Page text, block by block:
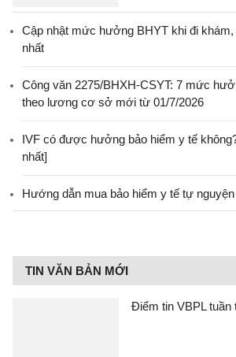
Cập nhật mức hưởng BHYT khi đi
nhất
Công văn 2275/BHXH-CSYT: 7 mức
theo lương cơ sở mới từ 01/7/2026
IVF có được hưởng bảo hiểm y tế
nhất]
Hướng dẫn mua bảo hiểm y tế tự
TIN VĂN BẢN MỚI
Điểm tin VBPL tuần